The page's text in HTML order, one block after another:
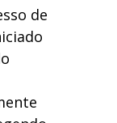
de